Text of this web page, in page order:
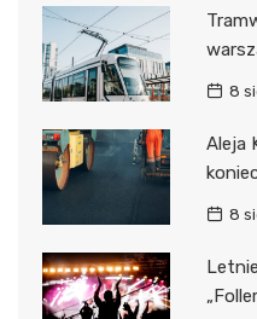
8
Aleja
8